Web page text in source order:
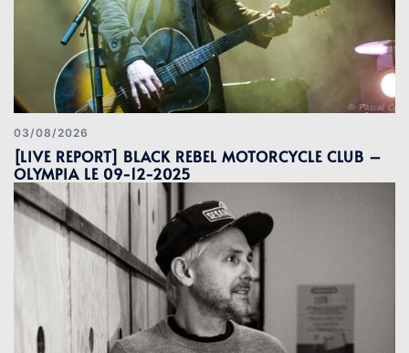
03/08/2026
[LIVE REPORT] BLACK REBEL MOTORCYCLE CLUB –
OLYMPIA LE 09-12-2025